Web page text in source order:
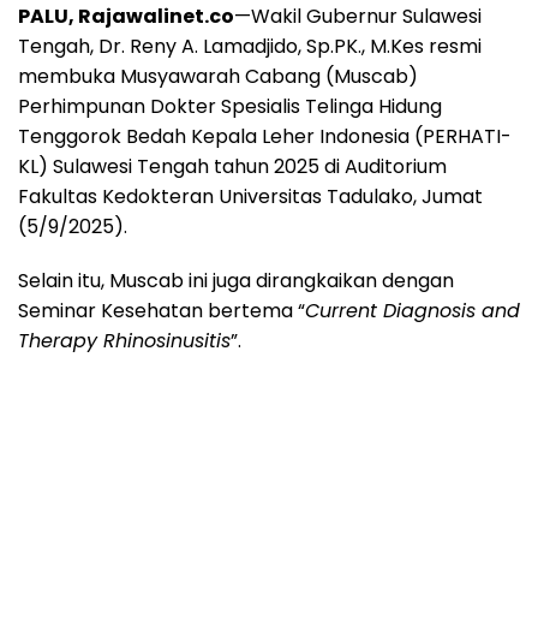
PALU, Rajawalinet.co—Wakil Gubernur Sulawesi
Tengah, Dr. Reny A. Lamadjido, Sp.PK., M.Kes resmi
membuka Musyawarah Cabang (Muscab)
Perhimpunan Dokter Spesialis Telinga Hidung
Tenggorok Bedah Kepala Leher Indonesia (PERHATI-
KL) Sulawesi Tengah tahun 2025 di Auditorium
Fakultas Kedokteran Universitas Tadulako, Jumat
(5/9/2025).
Selain itu, Muscab ini juga dirangkaikan dengan
Seminar Kesehatan bertema “Current Diagnosis and
Therapy Rhinosinusitis”.